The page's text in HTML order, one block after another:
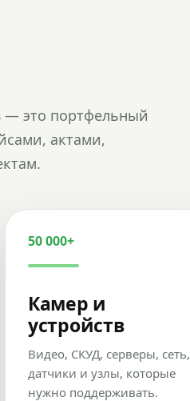
— это портфельный
актами,
50 000+
Камер и
устройств
Видео, СКУД, серверы, сеть,
датчики и узлы, которые
нужно поддерживать.